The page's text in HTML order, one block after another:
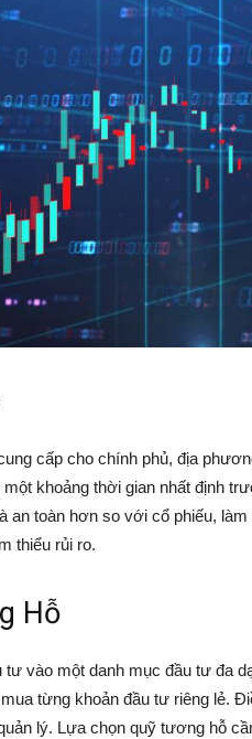
cấp cho chính phủ, địa
khoảng thời gian nhất định
an toàn hơn so với cổ phiếu,
thiểu rủi ro.
Hỗ
vào một danh mục đầu tư đa
từng khoản đầu tư riêng lẻ.
lý. Lựa chọn quỹ tương hỗ